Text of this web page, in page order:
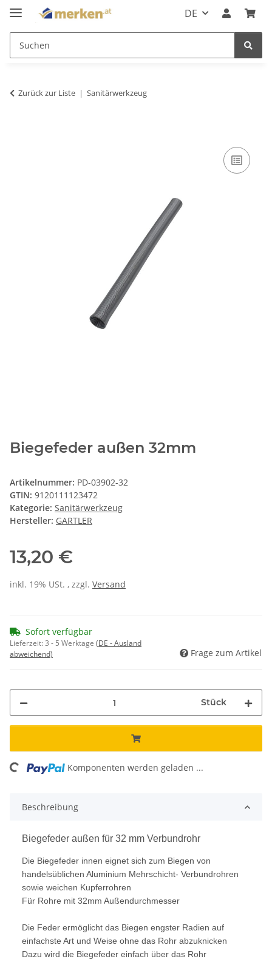
DE
Zurück zur Liste Sanitärwerkzeug
Biegefeder außen 32mm
Artikelnummer: PD-03902-32
GTIN: 9120111123472
Kategorie: Sanitärwerkzeug
Hersteller: GARTLER
13,20 €
inkl. 19% USt. , zzgl. Versand
Sofort verfügbar
Lieferzeit:3 - 5 Werktage (DE - Ausland
abweichend)
Frage zum Artikel
Stück
Komponenten werden geladen ...
Beschreibung
Biegefeder außen für 32 mm Verbundrohr
Die Biegefeder innen eignet sich zum Biegen von
handelsüblichen Aluminium Mehrschicht- Verbundrohren
sowie weichen Kupferrohren
Für Rohre mit 32mm Außendurchmesser
Die Feder ermöglicht das Biegen engster Radien auf
einfachste Art und Weise ohne das Rohr abzuknicken
Dazu wird die Biegefeder einfach über das Rohr